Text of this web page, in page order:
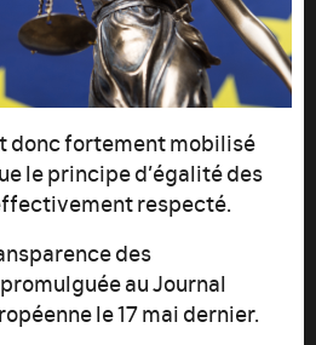
donc fortement mobilisé
le principe d’égalité des
respecté.
des
au Journal
le 17 mai dernier.